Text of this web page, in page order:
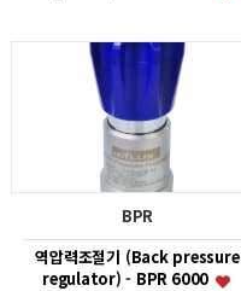
BPR
역압력조절기 (Back pressure
regulator) - BPR 6000